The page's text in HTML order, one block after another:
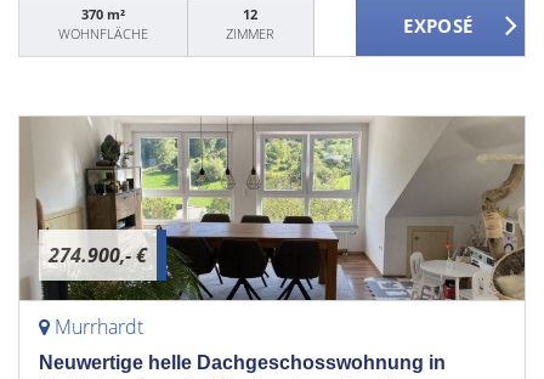
370 m²
WOHNFLÄCHE
12
ZIMMER
274.900,- €
Murrhardt
Neuwertige helle Dachgeschosswohnung in